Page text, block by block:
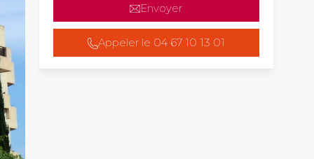
Envoyer
Appeler le 04 67 10 13 01